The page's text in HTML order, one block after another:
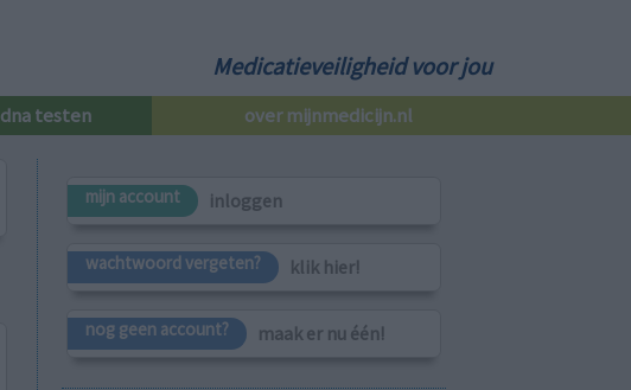
Medicatieveiligheid voor jou
dna testen over mijnmedicijn.nl
mijn account inloggen
wachtwoord vergeten? klik hier!
nog geen account? maak er nu één!